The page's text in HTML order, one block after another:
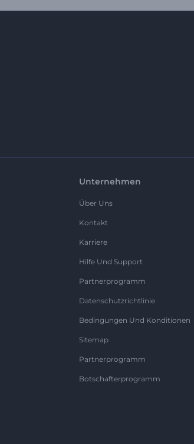
Unternehmen
Über Uns
Kontakt
Karriere
Hilfe Und Support
Partnerprogramm
Datenschutzrichtlinie
Bedingungen Und Konditionen
Sitemap
Partnerprogramm
Botschafterprogramm